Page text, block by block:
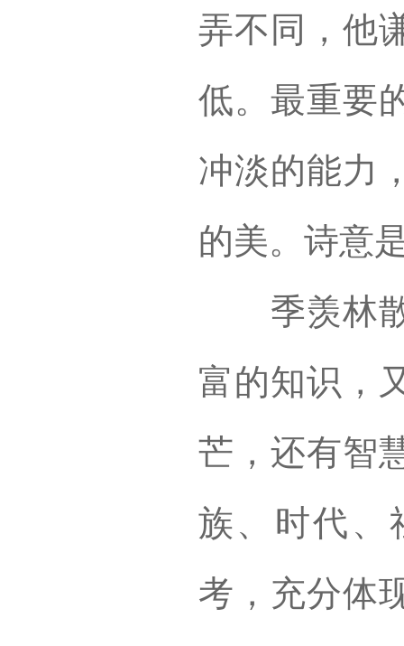
弄不同，他
低。最重要
冲淡的能力
的美。诗意
季羡林散
富的知识，
芒，还有智
族、时代、
考，充分体